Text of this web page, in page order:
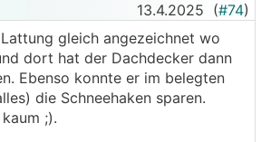
13.4.2025 (#74)
gleich angezeichnet wo
dort hat der Dachdecker dann
Ebenso konnte er im belegten
die Schneehaken sparen.
;).